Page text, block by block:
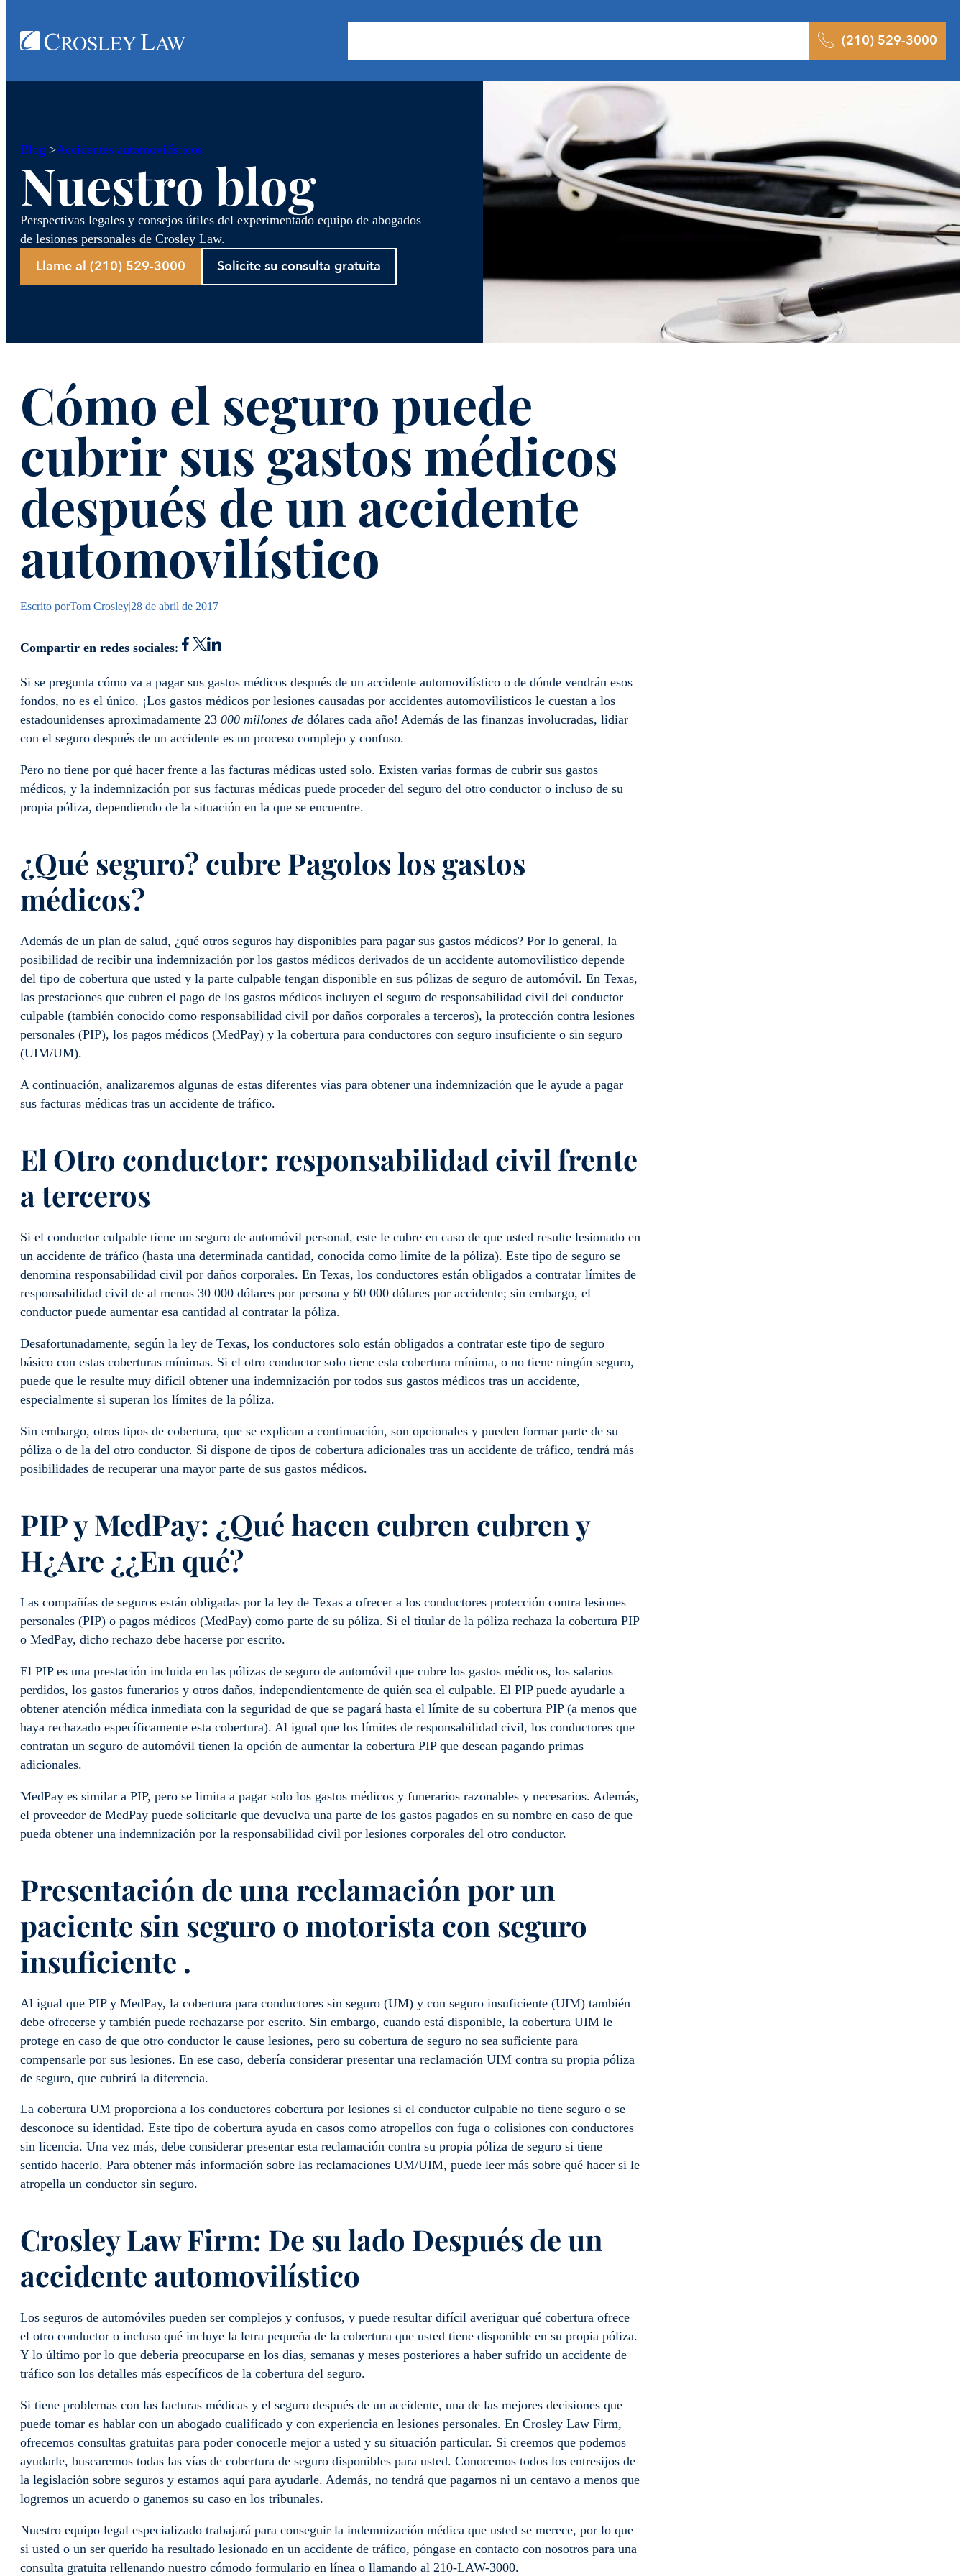
(210) 529-3000
Blog >Accidentes automovilísticos
Nuestro blog
Perspectivas legales y consejos útiles del experimentado equipo de abogados
de lesiones personales de Crosley Law.
Llame al (210) 529-3000 Solicite su consulta gratuita
Cómo el seguro puede
cubrir sus gastos médicos
después de un accidente
automovilístico
Escrito porTom Crosley|28 de abril de 2017
Compartir en redes sociales:
Si se pregunta cómo va a pagar sus gastos médicos después de un accidente automovilístico o de dónde vendrán esos
fondos, no es el único. ¡Los gastos médicos por lesiones causadas por accidentes automovilísticos le cuestan a los
estadounidenses aproximadamente 23 000 millones de dólares cada año! Además de las finanzas involucradas, lidiar
con el seguro después de un accidente es un proceso complejo y confuso.
Pero no tiene por qué hacer frente a las facturas médicas usted solo. Existen varias formas de cubrir sus gastos
médicos, y la indemnización por sus facturas médicas puede proceder del seguro del otro conductor o incluso de su
propia póliza, dependiendo de la situación en la que se encuentre.
¿Qué seguro? cubre Pagoloslos gastos
médicos?
Además de un plan de salud, ¿qué otros seguros hay disponibles para pagar sus gastos médicos? Por lo general, la
posibilidad de recibir una indemnización por los gastos médicos derivados de un accidente automovilístico depende
del tipo de cobertura que usted y la parte culpable tengan disponible en sus pólizas de seguro de automóvil. En Texas,
las prestaciones que cubren el pago de los gastos médicos incluyen el seguro de responsabilidad civil del conductor
culpable (también conocido como responsabilidad civil por daños corporales a terceros), la protección contra lesiones
personales (PIP), los pagos médicos (MedPay) y la cobertura para conductores con seguro insuficiente o sin seguro
(UIM/UM).
A continuación, analizaremos algunas de estas diferentes vías para obtener una indemnización que le ayude a pagar
sus facturas médicas tras un accidente de tráfico.
El Otro conductor: responsabilidad civil frente
a terceros
Si el conductor culpable tiene un seguro de automóvil personal, este le cubre en caso de que usted resulte lesionado en
un accidente de tráfico (hasta una determinada cantidad, conocida como límite de la póliza). Este tipo de seguro se
denomina responsabilidad civil por daños corporales. En Texas, los conductores están obligados a contratar límites de
responsabilidad civil de al menos 30 000 dólares por persona y 60 000 dólares por accidente; sin embargo, el
conductor puede aumentar esa cantidad al contratar la póliza.
Desafortunadamente, según la ley de Texas, los conductores solo están obligados a contratar este tipo de seguro
básico con estas coberturas mínimas. Si el otro conductor solo tiene esta cobertura mínima, o no tiene ningún seguro,
puede que le resulte muy difícil obtener una indemnización por todos sus gastos médicos tras un accidente,
especialmente si superan los límites de la póliza.
Sin embargo, otros tipos de cobertura, que se explican a continuación, son opcionales y pueden formar parte de su
póliza o de la del otro conductor. Si dispone de tipos de cobertura adicionales tras un accidente de tráfico, tendrá más
posibilidades de recuperar una mayor parte de sus gastos médicos.
PIP y MedPay: ¿Quéhacen cubren cubreny
H¿Are ¿¿En qué?
Las compañías de seguros están obligadas por la ley de Texas a ofrecer a los conductores protección contra lesiones
personales (PIP) o pagos médicos (MedPay) como parte de su póliza. Si el titular de la póliza rechaza la cobertura PIP
o MedPay, dicho rechazo debe hacerse por escrito.
El PIP es una prestación incluida en las pólizas de seguro de automóvil que cubre los gastos médicos, los salarios
perdidos, los gastos funerarios y otros daños, independientemente de quién sea el culpable. El PIP puede ayudarle a
obtener atención médica inmediata con la seguridad de que se pagará hasta el límite de su cobertura PIP (a menos que
haya rechazado específicamente esta cobertura). Al igual que los límites de responsabilidad civil, los conductores que
contratan un seguro de automóvil tienen la opción de aumentar la cobertura PIP que desean pagando primas
adicionales.
MedPay es similar a PIP, pero se limita a pagar solo los gastos médicos y funerarios razonables y necesarios. Además,
el proveedor de MedPay puede solicitarle que devuelva una parte de los gastos pagados en su nombre en caso de que
pueda obtener una indemnización por la responsabilidad civil por lesiones corporales del otro conductor.
Presentación de una reclamación por un
paciente sin seguro o motorista con seguro
insuficiente .
Al igual que PIP y MedPay, la cobertura para conductores sin seguro (UM) y con seguro insuficiente (UIM) también
debe ofrecerse y también puede rechazarse por escrito. Sin embargo, cuando está disponible, la cobertura UIM le
protege en caso de que otro conductor le cause lesiones, pero su cobertura de seguro no sea suficiente para
compensarle por sus lesiones. En ese caso, debería considerar presentar una reclamación UIM contra su propia póliza
de seguro, que cubrirá la diferencia.
La cobertura UM proporciona a los conductores cobertura por lesiones si el conductor culpable no tiene seguro o se
desconoce su identidad. Este tipo de cobertura ayuda en casos como atropellos con fuga o colisiones con conductores
sin licencia. Una vez más, debe considerar presentar esta reclamación contra su propia póliza de seguro si tiene
sentido hacerlo. Para obtener más información sobre las reclamaciones UM/UIM, puede leer más sobre qué hacer si le
atropella un conductor sin seguro.
Crosley LawFirm: De su lado Después de un
accidente automovilístico
Los seguros de automóviles pueden ser complejos y confusos, y puede resultar difícil averiguar qué cobertura ofrece
el otro conductor o incluso qué incluye la letra pequeña de la cobertura que usted tiene disponible en su propia póliza.
Y lo último por lo que debería preocuparse en los días, semanas y meses posteriores a haber sufrido un accidente de
tráfico son los detalles más específicos de la cobertura del seguro.
Si tiene problemas con las facturas médicas y el seguro después de un accidente, una de las mejores decisiones que
puede tomar es hablar con un abogado cualificado y con experiencia en lesiones personales. En Crosley Law Firm,
ofrecemos consultas gratuitas para poder conocerle mejor a usted y su situación particular. Si creemos que podemos
ayudarle, buscaremos todas las vías de cobertura de seguro disponibles para usted. Conocemos todos los entresijos de
la legislación sobre seguros y estamos aquí para ayudarle. Además, no tendrá que pagarnos ni un centavo a menos que
logremos un acuerdo o ganemos su caso en los tribunales.
Nuestro equipo legal especializado trabajará para conseguir la indemnización médica que usted se merece, por lo que
si usted o un ser querido ha resultado lesionado en un accidente de tráfico, póngase en contacto con nosotros para una
consulta gratuita rellenando nuestro cómodo formulario en línea o llamando al 210-LAW-3000.